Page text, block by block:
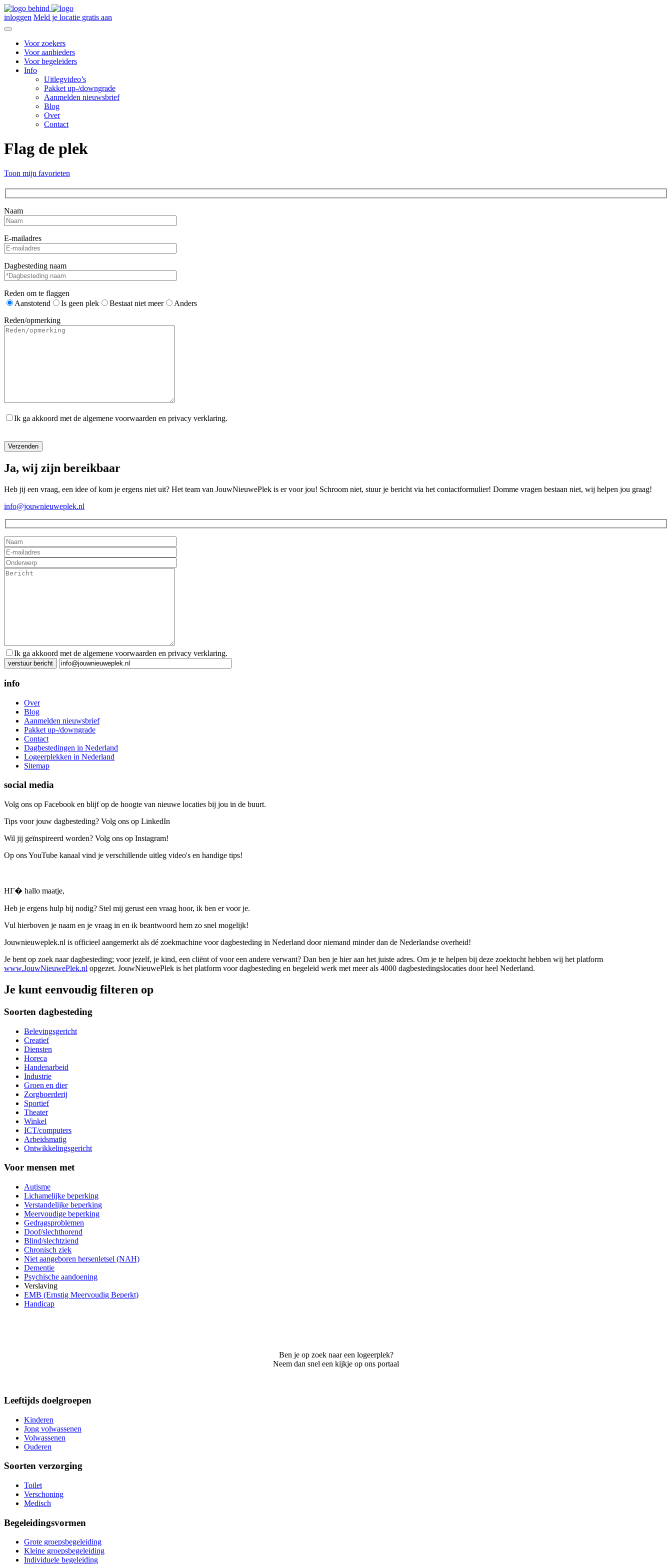
inloggen Meld je locatie gratis aan
Voor zoekers
Voor aanbieders
Voor begeleiders
Info
Uitlegvideo’s
Pakket up-/downgrade
Aanmelden nieuwsbrief
Blog
Over
Contact
Flag de plek
Toon mijn favorieten
Naam
E-mailadres
Dagbesteding naam
Reden om te flaggen
Aanstotend
Is geen plek Bestaat niet meer
Anders
Reden/opmerking
Ik ga akkoord met de algemene voorwaarden en privacy verklaring.
Ja, wij zijn bereikbaar
Heb jij een vraag, een idee of kom je ergens niet uit? Het team van JouwNieuwePlek is er voor jou! Schroom niet, stuur je bericht via het contactformulier! Domme vragen bestaan niet, wij helpen jou graag!
info@jouwnieuweplek.nl
Ik ga akkoord met de algemene voorwaarden en privacy verklaring.
Gelieve dit veld leeg te laten.
info
Over
Blog
Aanmelden nieuwsbrief
Pakket up-/downgrade
Contact
Dagbestedingen in Nederland
Logeerplekken in Nederland
Sitemap
social media
Volg ons op Facebook en blijf op de hoogte van nieuwe locaties bij jou in de buurt.
Tips voor jouw dagbesteding? Volg ons op LinkedIn
Wil jij geïnspireerd worden? Volg ons op Instagram!
Op ons YouTube kanaal vind je verschillende uitleg video's en handige tips!
HГ� hallo maatje,
Heb je ergens hulp bij nodig? Stel mij gerust een vraag hoor, ik ben er voor je.
Vul hierboven je naam en je vraag in en ik beantwoord hem zo snel mogelijk!
Jouwnieuweplek.nl is officieel aangemerkt als dé zoekmachine voor dagbesteding in Nederland door niemand minder dan de Nederlandse overheid!
Je bent op zoek naar dagbesteding; voor jezelf, je kind, een cliënt of voor een andere verwant? Dan ben je hier aan het juiste adres. Om je te helpen bij deze zoektocht hebben wij het platform
www.JouwNieuwePlek.nl opgezet. JouwNieuwePlek is het platform voor dagbesteding en begeleid werk met meer als 4000 dagbestedingslocaties door heel Nederland.
Je kunt eenvoudig filteren op
Soorten dagbesteding
Belevingsgericht
Creatief
Diensten
Horeca
Handenarbeid
Industrie
Groen en dier
Zorgboerderij
Sportief
Theater
Winkel
ICT/computers
Arbeidsmatig
Ontwikkelingsgericht
Voor mensen met
Autisme
Lichamelijke beperking
Verstandelijke beperking
Meervoudige beperking
Gedragsproblemen
Doof/slechthorend
Blind/slechtziend
Chronisch ziek
Niet aangeboren hersenletsel (NAH)
Dementie
Psychische aandoening
Verslaving
EMB (Ernstig Meervoudig Beperkt)
Handicap
Ben je op zoek naar een logeerplek?
Neem dan snel een kijkje op ons portaal
Leeftijds doelgroepen
Kinderen
Jong volwassenen
Volwassenen
Ouderen
Soorten verzorging
Toilet
Verschoning
Medisch
Begeleidingsvormen
Grote groepsbegeleiding
Kleine groepsbegeleiding
Individuele begeleiding